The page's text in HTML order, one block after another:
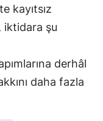
kayıtsız
iktidara şu
derhâl
daha fazla